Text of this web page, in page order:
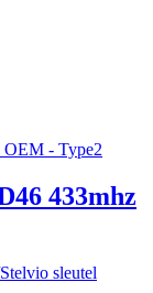
433mhz